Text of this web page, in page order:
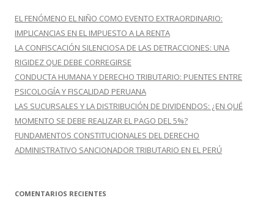
r
:
EL FENÓMENO EL NIÑO COMO EVENTO EXTRAORDINARIO:
IMPLICANCIAS EN EL IMPUESTO A LA RENTA
LA CONFISCACIÓN SILENCIOSA DE LAS DETRACCIONES: UNA
RIGIDEZ QUE DEBE CORREGIRSE
CONDUCTA HUMANA Y DERECHO TRIBUTARIO: PUENTES ENTRE
PSICOLOGÍA Y FISCALIDAD PERUANA
LAS SUCURSALES Y LA DISTRIBUCIÓN DE DIVIDENDOS: ¿EN QUÉ
MOMENTO SE DEBE REALIZAR EL PAGO DEL 5%?
FUNDAMENTOS CONSTITUCIONALES DEL DERECHO
ADMINISTRATIVO SANCIONADOR TRIBUTARIO EN EL PERÚ
COMENTARIOS RECIENTES